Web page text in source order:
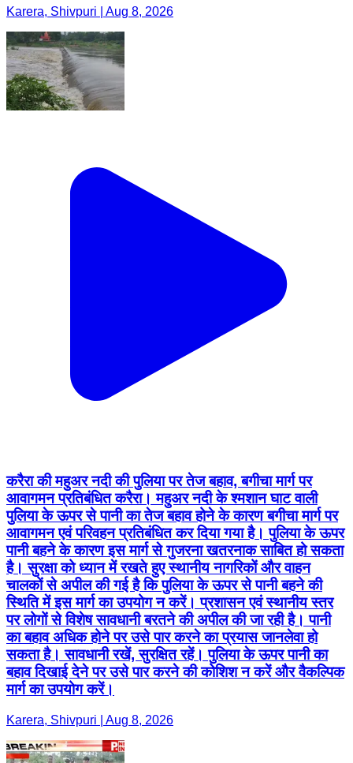
Karera, Shivpuri | Aug 8, 2026
करैरा की महुअर नदी की पुलिया पर तेज बहाव, बगीचा मार्ग पर
आवागमन प्रतिबंधित करैरा। महुअर नदी के श्मशान घाट वाली
पुलिया के ऊपर से पानी का तेज बहाव होने के कारण बगीचा मार्ग पर
आवागमन एवं परिवहन प्रतिबंधित कर दिया गया है। पुलिया के ऊपर
पानी बहने के कारण इस मार्ग से गुजरना खतरनाक साबित हो सकता
है। सुरक्षा को ध्यान में रखते हुए स्थानीय नागरिकों और वाहन
चालकों से अपील की गई है कि पुलिया के ऊपर से पानी बहने की
स्थिति में इस मार्ग का उपयोग न करें। प्रशासन एवं स्थानीय स्तर
पर लोगों से विशेष सावधानी बरतने की अपील की जा रही है। पानी
का बहाव अधिक होने पर उसे पार करने का प्रयास जानलेवा हो
सकता है। सावधानी रखें, सुरक्षित रहें। पुलिया के ऊपर पानी का
बहाव दिखाई देने पर उसे पार करने की कोशिश न करें और वैकल्पिक
मार्ग का उपयोग करें।
Karera, Shivpuri | Aug 8, 2026